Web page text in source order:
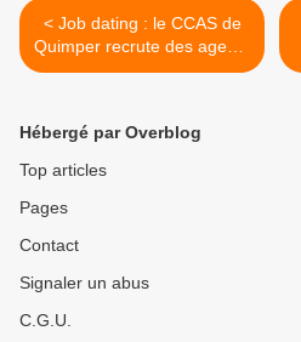
< Job dating : le CCAS de
Quimper recrute des agents
remplaçants
Hébergé par Overblog
Top articles
Pages
Contact
Signaler un abus
C.G.U.